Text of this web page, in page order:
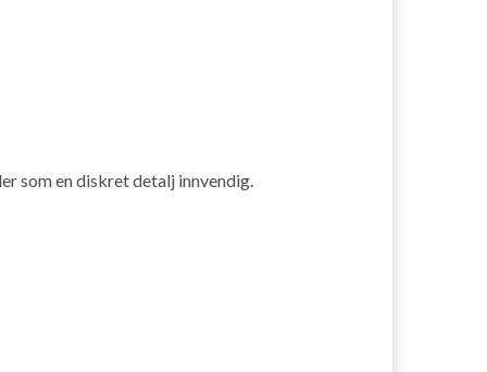
som en diskret detalj innvendig.